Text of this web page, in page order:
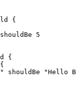
{
5
{
{
shouldBe
"Hello